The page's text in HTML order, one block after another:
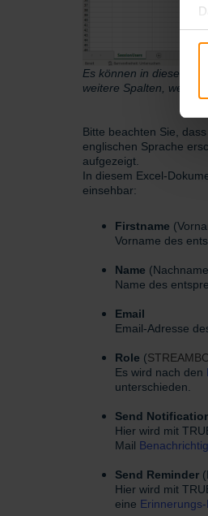
Es können in diesem
weitere Spalten,
Bitte beachten Sie,
englischen Sprache
aufgezeigt.
In diesem Excel-
einsehbar:
Firstname
Vorname des
Name
Name des
Email
Email-Adresse
Role (
Es wird nach den
unterschieden.
Send
Hier wird mit
Mail
Send Reminder
Hier wird mit
eine